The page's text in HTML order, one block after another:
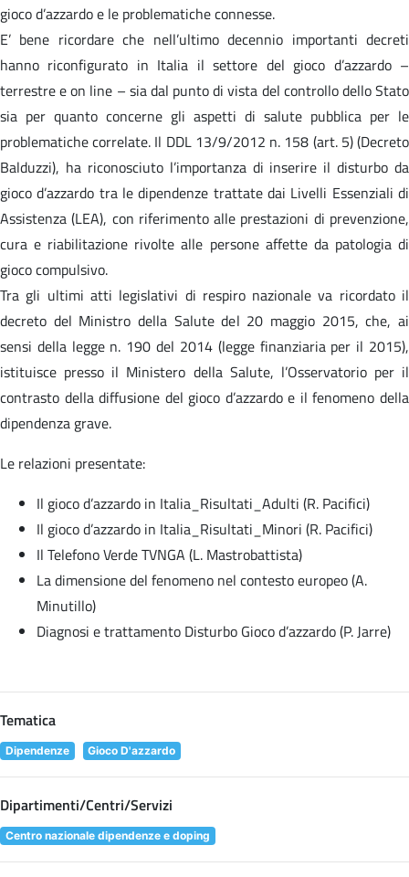
gioco d’azzardo e le problematiche connesse.
E’ bene ricordare che nell’ultimo decennio importanti decreti
hanno riconfigurato in Italia il settore del gioco d’azzardo –
terrestre e on line – sia dal punto di vista del controllo dello Stato
sia per quanto concerne gli aspetti di salute pubblica per le
problematiche correlate. Il DDL 13/9/2012 n. 158 (art. 5) (Decreto
Balduzzi), ha riconosciuto l’importanza di inserire il disturbo da
gioco d’azzardo tra le dipendenze trattate dai Livelli Essenziali di
Assistenza (LEA), con riferimento alle prestazioni di prevenzione,
cura e riabilitazione rivolte alle persone affette da patologia di
gioco compulsivo.
Tra gli ultimi atti legislativi di respiro nazionale va ricordato il
decreto del Ministro della Salute del 20 maggio 2015, che, ai
sensi della legge n. 190 del 2014 (legge finanziaria per il 2015),
istituisce presso il Ministero della Salute, l’Osservatorio per il
contrasto della diffusione del gioco d’azzardo e il fenomeno della
dipendenza grave.
Le relazioni presentate:
Il gioco d’azzardo in Italia_Risultati_Adulti (R. Pacifici)
Il gioco d’azzardo in Italia_Risultati_Minori (R. Pacifici)
Il Telefono Verde TVNGA (L. Mastrobattista)
La dimensione del fenomeno nel contesto europeo (A.
Minutillo)
Diagnosi e trattamento Disturbo Gioco d’azzardo (P. Jarre)
Tematica
Dipendenze Gioco D'azzardo
Dipartimenti/Centri/Servizi
Centro nazionale dipendenze e doping